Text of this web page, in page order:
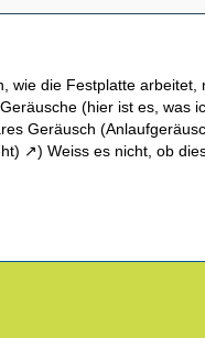
wie die Festplatte arbeitet,
(hier ist es, was
Geräusch
) Weiss es nicht, ob